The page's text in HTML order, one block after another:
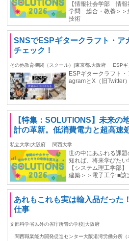
【情報社会学部 情
学問 総合・教養＞＞
技術
SNSでESPギタークラフト・ア
チェック！
その他教育機関（スクール）|東京都,大阪府 ESPギ
ESPギタークラフト
agramとX（旧Twitter
【特集：SOLUTIONS】未来の
計の革新。低消費電力と超高速
私立大学|大阪府 関西大学
世の中にあふれる課
知れば、将来学びたい
【システム理工学部
建築＞＞電子工学 ■該
あれもこれも実は輸入品だった
仕事
文部科学省以外の省庁所管の学校|大阪府
関西職業能力開発促進センター大阪港湾労働分所（